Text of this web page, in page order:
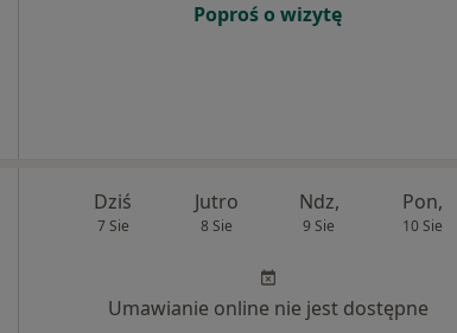
Poproś o wizytę
Dziś
7 Sie
Jutro
8 Sie
Ndz,
9 Sie
Pon,
10 Sie
Umawianie online nie jest dostępne